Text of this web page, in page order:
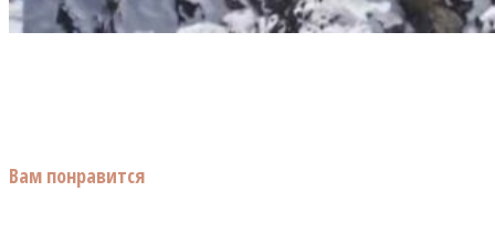
Вам понравится